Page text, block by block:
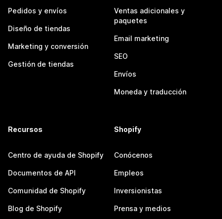
Pedidos y envíos
Diseño de tiendas
Marketing y conversión
Gestión de tiendas
Ventas adicionales y
paquetes
Email marketing
SEO
Envíos
Moneda y traducción
Recursos
Centro de ayuda de Shopify
Documentos de API
Comunidad de Shopify
Blog de Shopify
Shopify
Conócenos
Empleos
Inversionistas
Prensa y medios